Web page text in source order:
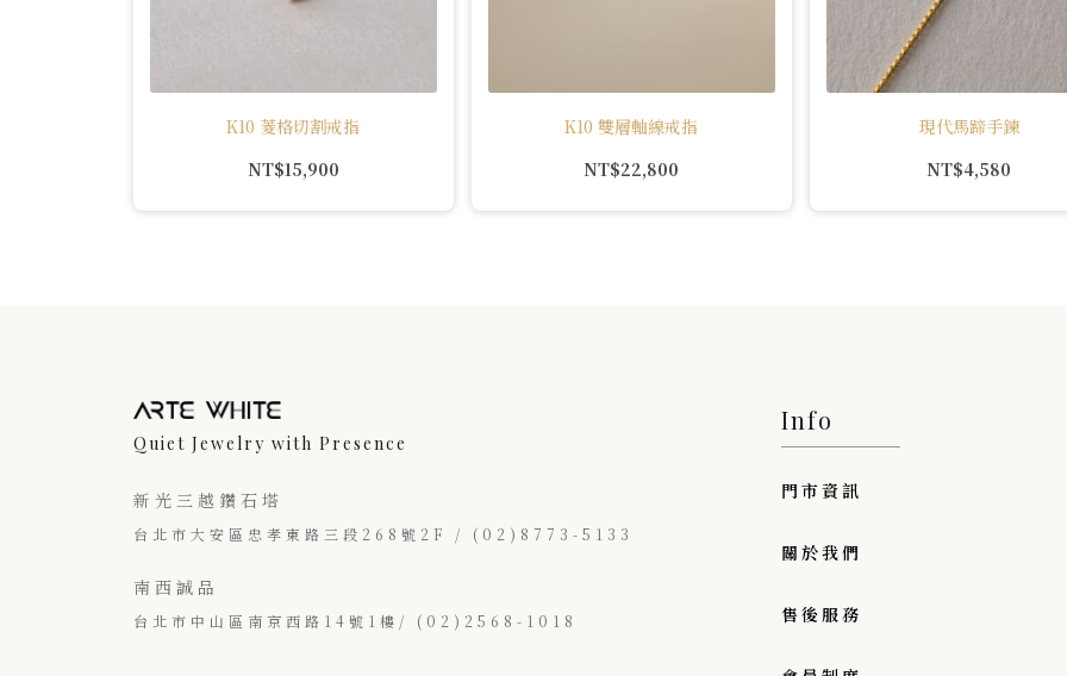
K10 菱格切割戒指
NT$15,900
K10 雙層軸線戒指
NT$22,800
現代馬蹄手鍊
NT$4,580
Quiet Jewelry with Presence
新光三越鑽石塔
台北市大安區忠孝東路三段268號2F / (02)8773-5133
南西誠品
台北市中山區南京西路14號1樓/ (02)2568-1018
Info
門市資訊
關於我們
售後服務